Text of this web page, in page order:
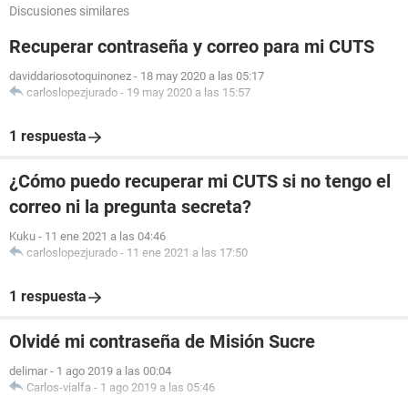
Discusiones similares
Recuperar contraseña y correo para mi CUTS
daviddariosotoquinonez - 18 may 2020 a las 05:17
carloslopezjurado - 19 may 2020 a las 15:57
1 respuesta
¿Cómo puedo recuperar mi CUTS si no tengo el
correo ni la pregunta secreta?
Kuku - 11 ene 2021 a las 04:46
carloslopezjurado - 11 ene 2021 a las 17:50
1 respuesta
Olvidé mi contraseña de Misión Sucre
delimar - 1 ago 2019 a las 00:04
Carlos-vialfa - 1 ago 2019 a las 05:46